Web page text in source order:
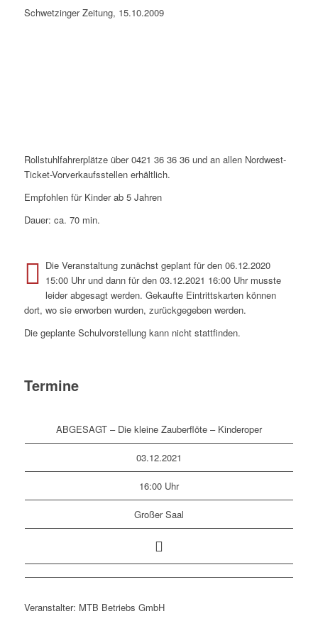
Schwetzinger Zeitung, 15.10.2009
Rollstuhlfahrerplätze über 0421 36 36 36 und an allen Nordwest-
Ticket-Vorverkaufsstellen erhältlich.
Empfohlen für Kinder ab 5 Jahren
Dauer: ca. 70 min.
Die Veranstaltung zunächst geplant für den 06.12.2020
15:00 Uhr und dann für den 03.12.2021 16:00 Uhr musste
leider abgesagt werden. Gekaufte Eintrittskarten können
dort, wo sie erworben wurden, zurückgegeben werden.
Die geplante Schulvorstellung kann nicht stattfinden.
Termine
ABGESAGT – Die kleine Zauberflöte – Kinderoper
03.12.2021
16:00 Uhr
Großer Saal
Veranstalter: MTB Betriebs GmbH